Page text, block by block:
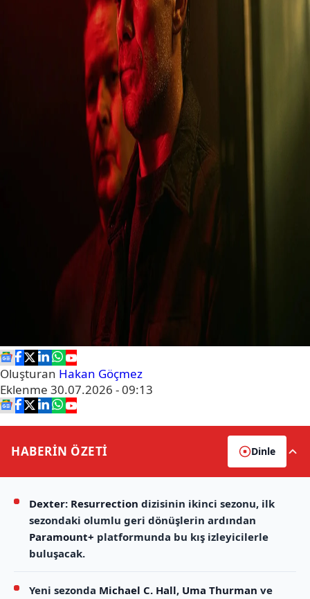
Oluşturan Hakan Göçmez
Eklenme 30.07.2026 - 09:13
HABERİN ÖZETİ Dinle
Dexter: Resurrection dizisinin ikinci sezonu, ilk
sezondaki olumlu geri dönüşlerin ardından
Paramount+ platformunda bu kış izleyicilerle
buluşacak.
Yeni sezonda Michael C. Hall, Uma Thurman ve